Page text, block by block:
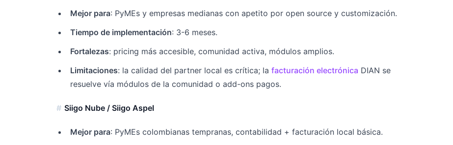
Mejor para: PyMEs y empresas medianas con apetito por open source y customización.
Tiempo de implementación: 3-6 meses.
Fortalezas: pricing más accesible, comunidad activa, módulos amplios.
Limitaciones: la calidad del partner local es crítica; lafacturación electrónica DIAN se
resuelve vía módulos de la comunidad o add-ons pagos.
Siigo Nube / Siigo Aspel
Mejor para: PyMEs colombianas tempranas, contabilidad + facturación local básica.